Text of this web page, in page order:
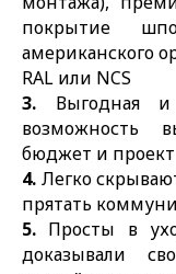
покрытие
американского
RAL или NCS
3. Выгодная
возможность
бюджет и проект
4. Легко
прятать
5. Просты в
доказывали